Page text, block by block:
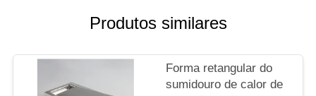
SITE
Produtos similares
Forma retangular do
sumidouro de calor de